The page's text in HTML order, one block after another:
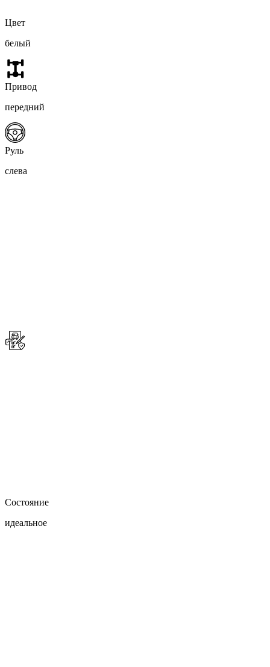
Цвет
белый
Привод
передний
Руль
слева
Состояние
идеальное